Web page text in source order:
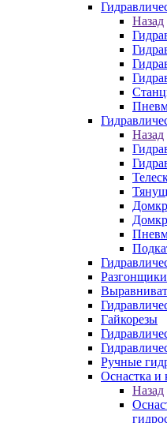
Назад
Назад
Гайкорезы
Ручные
Оснастка и
Назад